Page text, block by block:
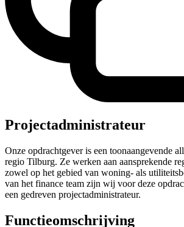
Projectadministrateur
Onze opdrachtgever is een toonaangevende
regio Tilburg. Ze werken aan aansprekende
zowel op het gebied van woning- als
van het finance team zijn wij voor deze
een gedreven projectadministrateur.
Functieomschrijving